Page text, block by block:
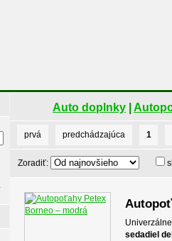
Auto doplnky
prvá predchádzajúca 1
Zoradiť:
sedadiel